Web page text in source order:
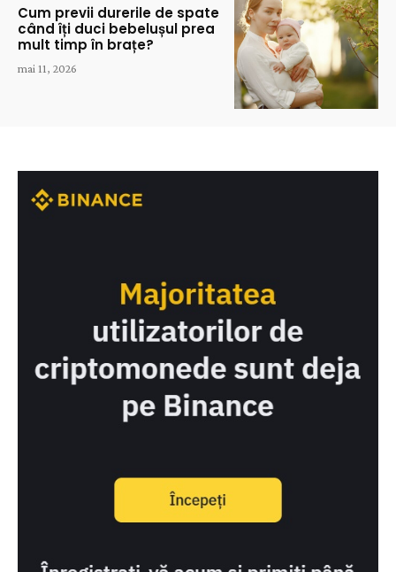
Cum previi durerile de spate
când îți duci bebelușul prea
mult timp în brațe?
mai 11, 2026